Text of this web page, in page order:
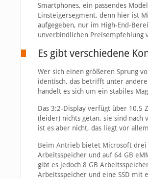
Smartphones, ein passendes
Einsteigersegment, denn hier ist
aufgegeben, nur im High-End-
unverbindlichen Preisempfehlung
Es gibt verschiedene
Wer sich einen größeren Sprung
identisch, das betrifft unter
handelt es sich um ein stabiles
Das 3:2-Display verfügt über 10,5
(leider) nichts getan, sie sind
ist es aber nicht, das liegt vor
Beim Antrieb bietet Microsoft drei
Arbeitsspeicher und auf 64 GB
gibt es jedoch 8 GB
Arbeitsspeicher und eine SSD mit